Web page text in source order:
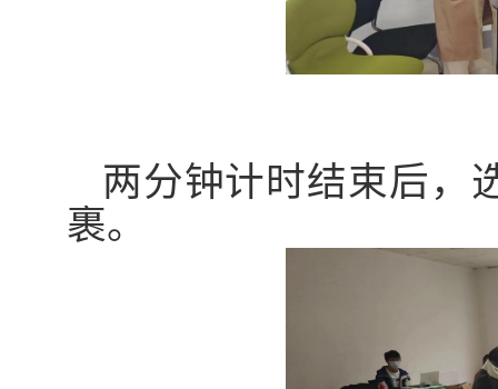
两分钟计时结束后，
裹。